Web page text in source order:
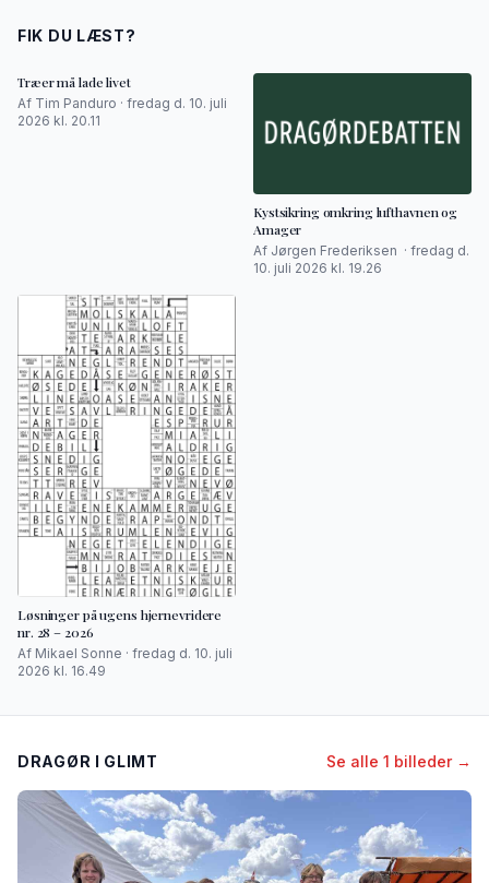
FIK DU LÆST?
Træer må lade livet
Af Tim Panduro · fredag d. 10. juli
2026 kl. 20.11
Kystsikring omkring lufthavnen og
Amager
Af Jørgen Frederiksen · fredag d.
10. juli 2026 kl. 19.26
Løsninger på ugens hjernevridere
nr. 28 – 2026
Af Mikael Sonne · fredag d. 10. juli
2026 kl. 16.49
DRAGØR I GLIMT Se alle 1 billeder →